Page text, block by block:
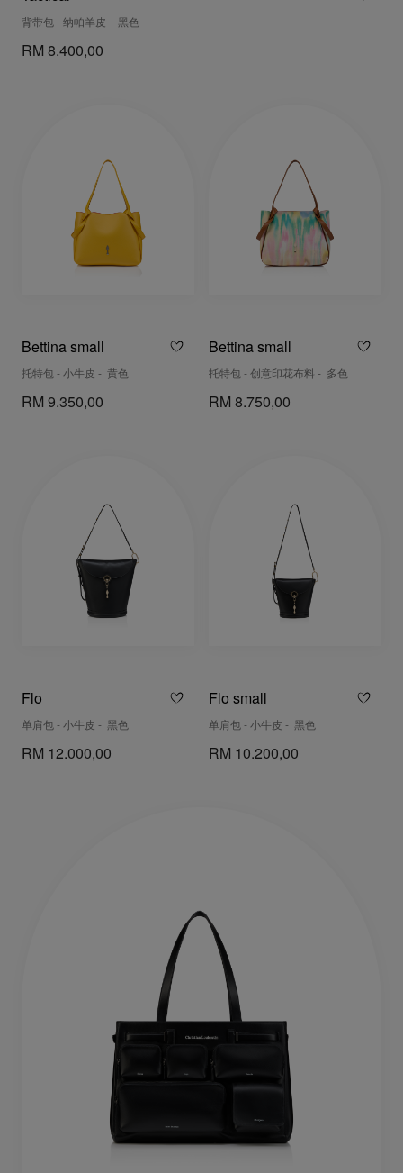
背带包 - 纳帕羊皮 - 黑色
RM 8.400,00
Bettina small
托特包 - 小牛皮 - 黄色
RM 9.350,00
Bettina small
托特包 - 创意印花布料 - 多色
RM 8.750,00
Flo
单肩包 - 小牛皮 - 黑色
RM 12.000,00
Flo small
单肩包 - 小牛皮 - 黑色
RM 10.200,00